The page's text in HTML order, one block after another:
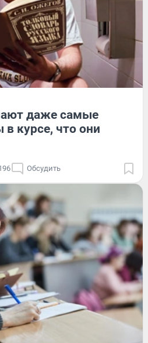
даже самые
курсе, что они
Обсудить